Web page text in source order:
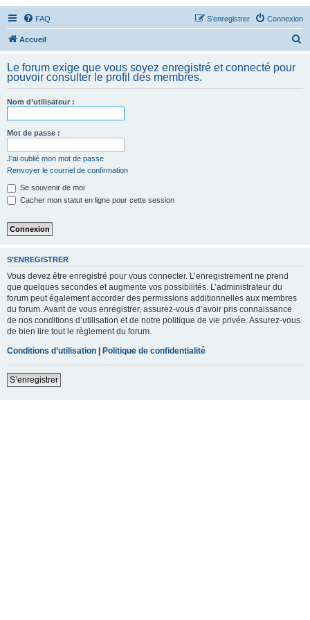
FAQ Connexion
S’enregistrer
Accueil
h
Le forum exige que vous soyez enregistré et connecté pour
pouvoir consulter le profil des membres.
Nom d’utilisateur :
Mot de passe :
J’ai oublié mon mot de passe
Renvoyer le courriel de confirmation
Se souvenir de moi
Cacher mon statut en ligne pour cette session
S’ENREGISTRER
Vous devez être enregistré pour vous connecter. L’enregistrement ne prend
que quelques secondes et augmente vos possibilités. L’administrateur du
forum peut également accorder des permissions additionnelles aux membres
du forum. Avant de vous enregistrer, assurez-vous d’avoir pris connaissance
de nos conditions d’utilisation et de notre politique de vie privée. Assurez-vous
de bien lire tout le règlement du forum.
Conditions d’utilisation | Politique de confidentialité
S’enregistrer